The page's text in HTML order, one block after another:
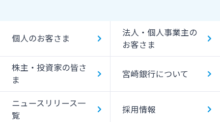
個人のお客さま
法人・個人事業主の
お客さま
株主・投資家の皆さ
ま
宮崎銀行について
ニュースリリース一
覧
採用情報